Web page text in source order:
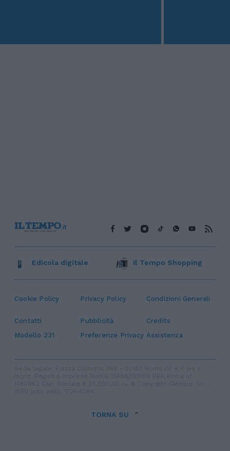
Cookie Policy Privacy Policy Condizioni Generali
Contatti Pubblicità
Credits
Modello 231
Preferenze Privacy Assistenza
Edicola digitale Il Tempo Shopping
TORNA SU